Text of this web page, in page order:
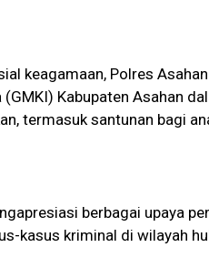
keagamaan, Polres
Kabupaten Asahan
termasuk santunan bagi
berbagai upaya
kasus kriminal di wilayah